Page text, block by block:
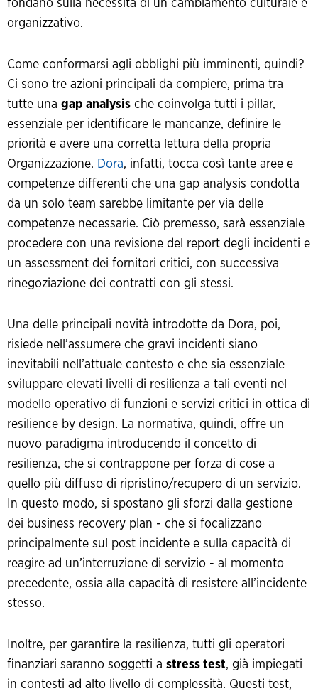
fondano sulla necessità di un cambiamento culturale e
organizzativo.
Come conformarsi agli obblighi più imminenti, quindi?
Ci sono tre azioni principali da compiere, prima tra
tutte una gap analysis che coinvolga tutti i pillar,
essenziale per identificare le mancanze, definire le
priorità e avere una corretta lettura della propria
Organizzazione. Dora, infatti, tocca così tante aree e
competenze differenti che una gap analysis condotta
da un solo team sarebbe limitante per via delle
competenze necessarie. Ciò premesso, sarà essenziale
procedere con una revisione del report degli incidenti e
un assessment dei fornitori critici, con successiva
rinegoziazione dei contratti con gli stessi.
Una delle principali novità introdotte da Dora, poi,
risiede nell’assumere che gravi incidenti siano
inevitabili nell’attuale contesto e che sia essenziale
sviluppare elevati livelli di resilienza a tali eventi nel
modello operativo di funzioni e servizi critici in ottica di
resilience by design. La normativa, quindi, offre un
nuovo paradigma introducendo il concetto di
resilienza, che si contrappone per forza di cose a
quello più diffuso di ripristino/recupero di un servizio.
In questo modo, si spostano gli sforzi dalla gestione
dei business recovery plan - che si focalizzano
principalmente sul post incidente e sulla capacità di
reagire ad un’interruzione di servizio - al momento
precedente, ossia alla capacità di resistere all’incidente
stesso.
Inoltre, per garantire la resilienza, tutti gli operatori
finanziari saranno soggetti a stress test, già impiegati
in contesti ad alto livello di complessità. Questi test,